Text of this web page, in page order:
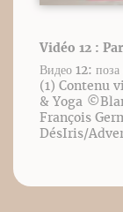
Vidéo 12 :
Видео 12: поза
(1) Contenu
& Yoga
François
DésIris/